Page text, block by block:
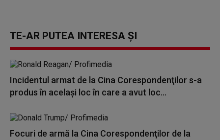
TE-AR PUTEA INTERESA ȘI
Incidentul armat de la Cina Corespondenţilor s-a
produs în acelaşi loc în care a avut loc...
Focuri de armă la Cina Corespondenţilor de la